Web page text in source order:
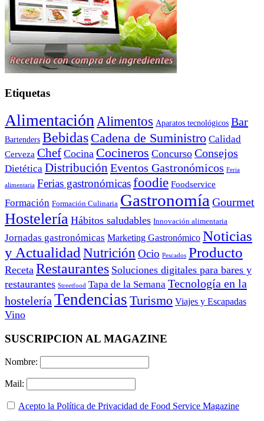
Etiquetas
Alimentación Alimentos Aparatos tecnológicos Bar
Bartenders Bebidas Cadena de Suministro Calidad
Cerveza Chef Cocina Cocineros Concurso Consejos
Dietética Distribución Eventos Gastronómicos Feria
alimentaria Ferias gastronómicasfoodie Foodservice
Formación Formación Culinaria Gastronomía Gourmet
Hostelería Hábitos saludables Innovación alimentaria
Jornadas gastronómicas Marketing Gastronómico Noticias
y Actualidad Nutrición Ocio Pescados Producto
Receta Restaurantes Soluciones digitales para bares y
restaurantes Streetfood Tapa de la Semana Tecnología en la
hostelería Tendencias Turismo Viajes y Escapadas
Vino
SUSCRIPCION AL MAGAZINE
Nombre:
Mail:
Acepto la Política de Privacidad de Food Service Magazine